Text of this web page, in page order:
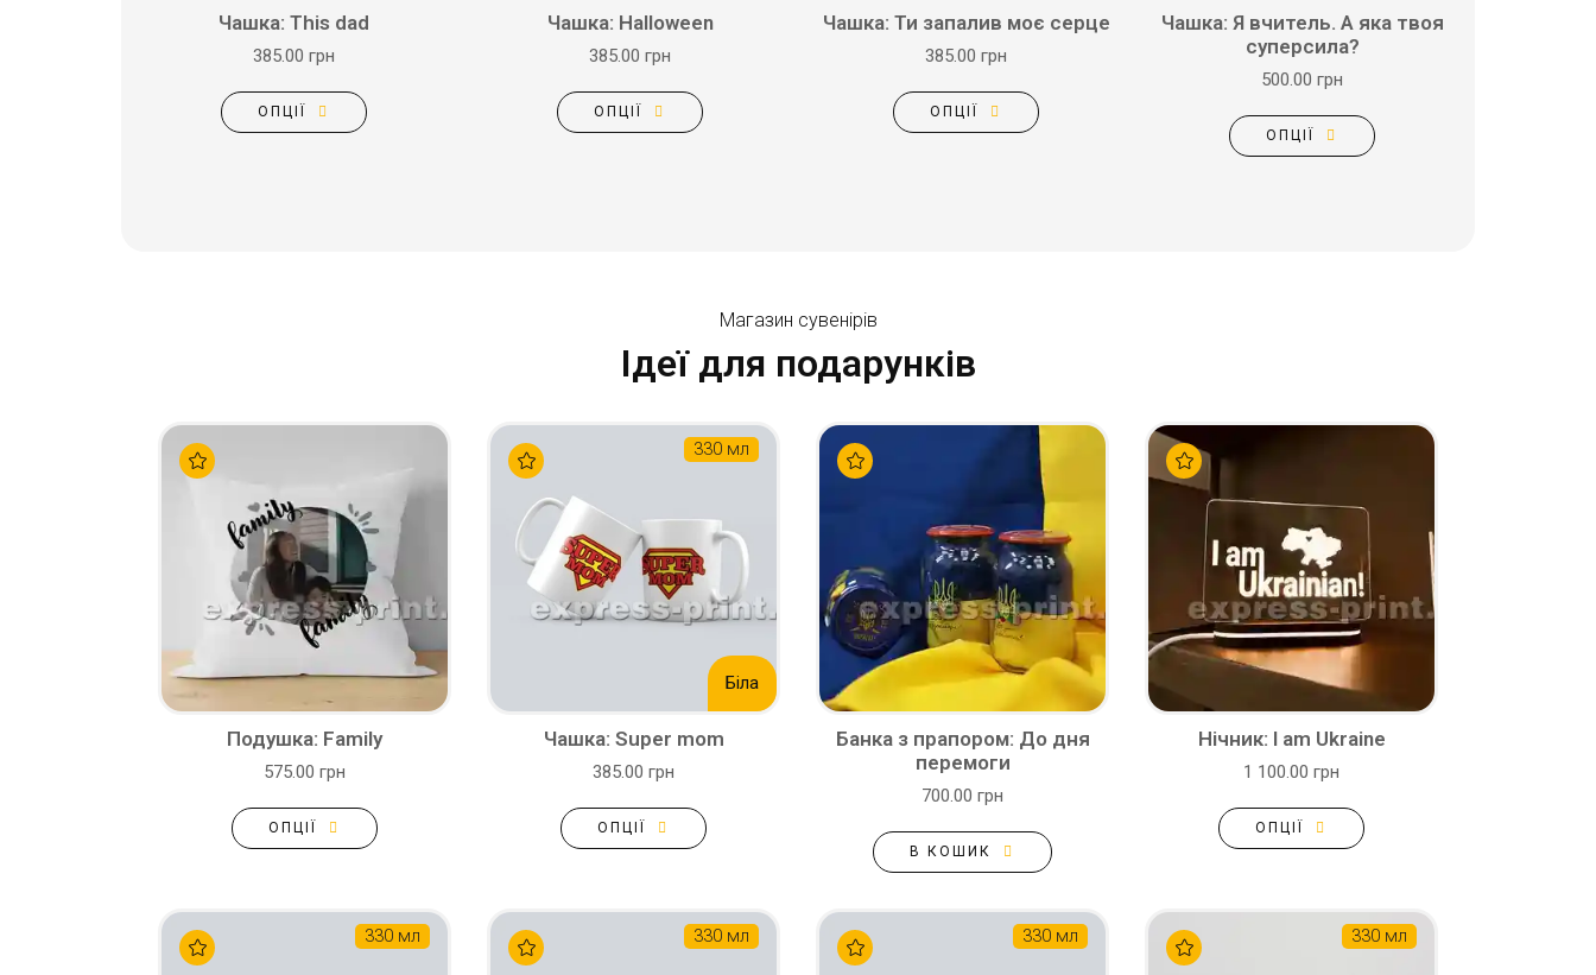
Чашка: This dad
385.00 грн
ОПЦІЇ
Чашка: Halloween
385.00 грн
ОПЦІЇ
Чашка: Ти запалив моє серце
385.00 грн
ОПЦІЇ
Чашка: Я вчитель. А яка твоя
суперсила?
500.00 грн
ОПЦІЇ
Магазин сувенірів
Ідеї для подарунків
Подушка: Family
575.00 грн
ОПЦІЇ
330 мл
Біла
Чашка: Super mom
385.00 грн
ОПЦІЇ
Банка з прапором: До дня
перемоги
700.00 грн
В КОШИК
Нічник: I am Ukraine
1 100.00 грн
ОПЦІЇ
330 мл 330 мл 330 мл 330 мл